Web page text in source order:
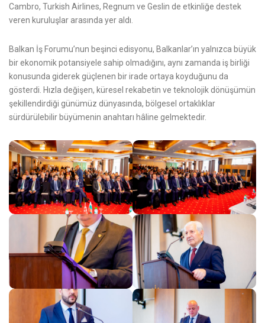
Cambro, Turkish Airlines, Regnum ve Geslin de etkinliğe destek
veren kuruluşlar arasında yer aldı.
Balkan İş Forumu’nun beşinci edisyonu, Balkanlar’ın yalnızca büyük
bir ekonomik potansiyele sahip olmadığını, aynı zamanda iş birliği
konusunda giderek güçlenen bir irade ortaya koyduğunu da
gösterdi. Hızla değişen, küresel rekabetin ve teknolojik dönüşümün
şekillendirdiği günümüz dünyasında, bölgesel ortaklıklar
sürdürülebilir büyümenin anahtarı hâline gelmektedir.